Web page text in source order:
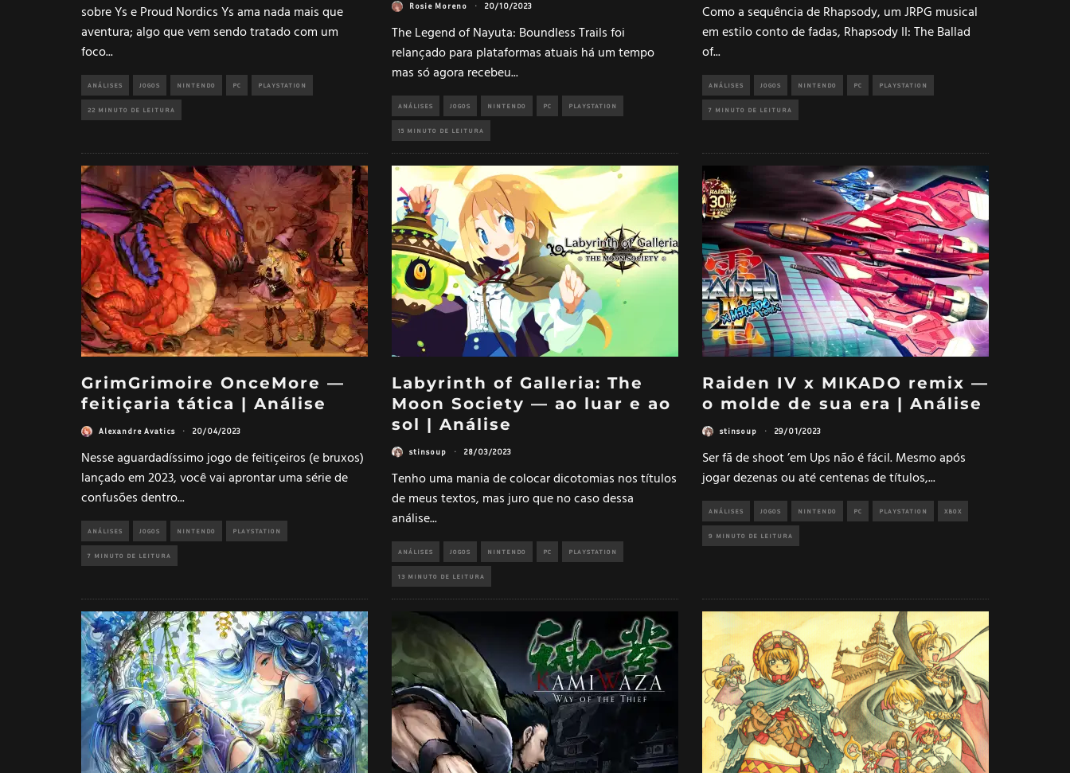
sobre Ys e Proud Nordics Ys ama nada mais que
aventura; algo que vem sendo tratado com um
foco...
ANÁLISES JOGOS NINTENDO PC PLAYSTATION
22 MINUTO DE LEITURA
Rosie Moreno · 20/10/2023
The Legend of Nayuta: Boundless Trails foi
relançado para plataformas atuais há um tempo
mas só agora recebeu...
ANÁLISES JOGOS NINTENDO PC PLAYSTATION
15 MINUTO DE LEITURA
Como a sequência de Rhapsody, um JRPG musical
em estilo conto de fadas, Rhapsody II: The Ballad
of...
ANÁLISES JOGOS NINTENDO PC PLAYSTATION
7 MINUTO DE LEITURA
GrimGrimoire OnceMore —
feitiçaria tática | Análise
Alexandre Avatics · 20/04/2023
Nesse aguardadíssimo jogo de feitiçeiros (e bruxos)
lançado em 2023, você vai aprontar uma série de
confusões dentro...
ANÁLISES JOGOS NINTENDO PLAYSTATION
7 MINUTO DE LEITURA
Labyrinth of Galleria: The
Moon Society — ao luar e ao
sol | Análise
stinsoup · 28/03/2023
Tenho uma mania de colocar dicotomias nos títulos
de meus textos, mas juro que no caso dessa
análise...
ANÁLISES JOGOS NINTENDO PC PLAYSTATION
13 MINUTO DE LEITURA
Raiden IV x MIKADO remix —
o molde de sua era | Análise
stinsoup · 29/01/2023
Ser fã de shoot ’em Ups não é fácil. Mesmo após
jogar dezenas ou até centenas de títulos,...
ANÁLISES JOGOS NINTENDO PC PLAYSTATION XBOX
9 MINUTO DE LEITURA